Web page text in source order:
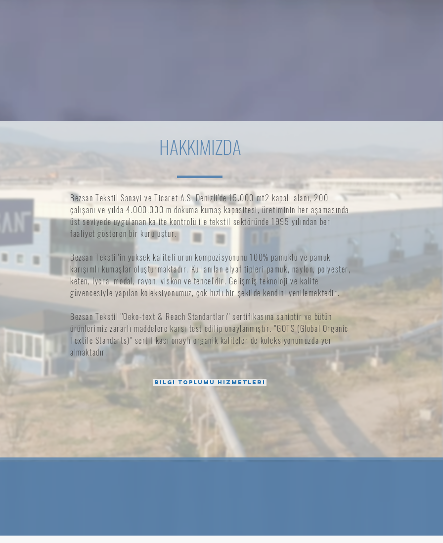
HAKKIMIZDA
Bezsan Tekstil Sanayi ve Ticaret A.S. Denizli'de 15.000 mt2 kapalı alanı, 200
çalışanı ve yılda 4.000.000 m dokuma kumaş kapasitesi, üretiminin her aşamasında
üst seviyede uygulanan kalite kontrolü ile tekstil sektöründe 1995 yılından beri
faaliyet gösteren bir kuruluştur.
Bezsan Tekstil'in yüksek kaliteli ürün kompozisyonunu 100% pamuklu ve pamuk
karışımlı kumaşlar oluşturmaktadır. Kullanılan elyaf tipleri pamuk, naylon, polyester,
keten, lycra, modal, rayon, viskon ve tencel'dir. Gelişmiş teknoloji ve kalite
güvencesiyle yapılan koleksiyonumuz, çok hızlı bir şekilde kendini yenilemektedir.
Bezsan Tekstil ''Oeko-text & Reach Standartları'' sertifikasına sahiptir ve bütün
ürünlerimiz zararlı maddelere karsı test edilip onaylanmıştır. ''GOTS (Global Organic
Textile Standarts)'' sertifikası onaylı organik kaliteler de koleksiyonumuzda yer
almaktadır.
Bilgi Toplumu Hizmetleri